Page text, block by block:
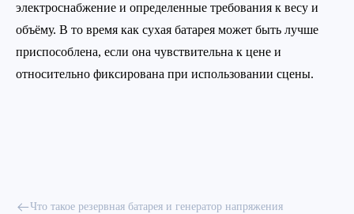
электроснабжение и определенные требования к весу и
объёму. В то время как сухая батарея может быть лучше
приспособлена, если она чувствительна к цене и
относительно фиксирована при использовании сцены.
Что такое резервная батарея и генератор напряжения